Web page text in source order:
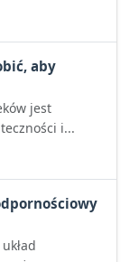
aby
jest
i...